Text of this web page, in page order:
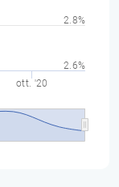
ott. '20
2.6%
2.8%